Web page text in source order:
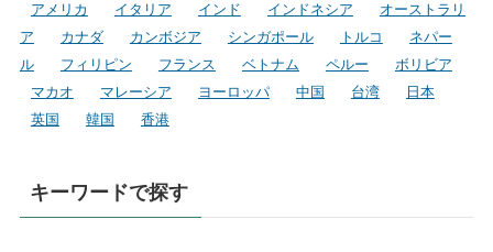
アメリカ イタリア インド インドネシア
オーストラリ
ア
カナダ カンボジア シンガポール トルコ
ネパー
ル
フィリピン フランス ベトナム ペルー
ボリビア
マカオ
マレーシア ヨーロッパ 中国 台湾
日本
英国
韓国 香港
キーワードで探す